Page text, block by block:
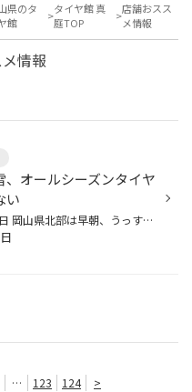
県のタ
館
タイヤ館 真
庭TOP
店舗おスス
メ情報
情報
、オールシーズンタイヤ
い
2026年2月9日 岡山県北部は早朝、うっすらと降雪ですが、予防的措置で高速道路は通行止めです。（画像の通り大雪ではありません） オールシーズンタイヤ装着のカローラ（2WD）で一般道を走行です。 （※幅広い路側帯に駐車し、反対側歩道より撮影しています） オールシーズンタイヤ装着車でしたが、...
… 123 124 >